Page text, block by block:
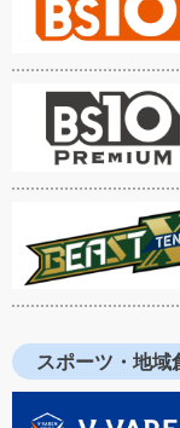
スポーツ・地域